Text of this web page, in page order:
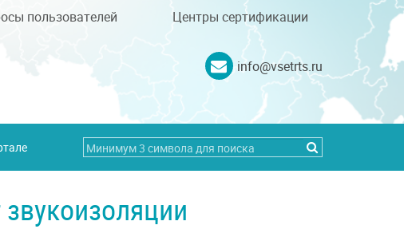
info@vsetrts.ru
пользователей Центры сертификации